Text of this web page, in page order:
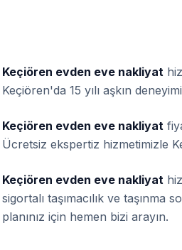
Keçiören evden eve nakliyat
Keçiören'da 15 yılı aşkın
Keçiören evden eve nakliyat
Ücretsiz ekspertiz hizmetimizle
Keçiören evden eve nakliyat
sigortalı taşımacılık ve
planınız için hemen bizi arayın.